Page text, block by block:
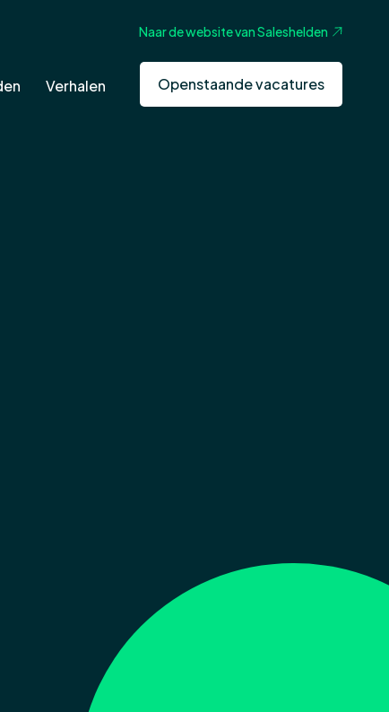
Naar de website van Saleshelden
Verhalen Openstaande vacatures